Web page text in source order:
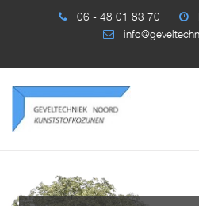
06 - 48 01 83 70